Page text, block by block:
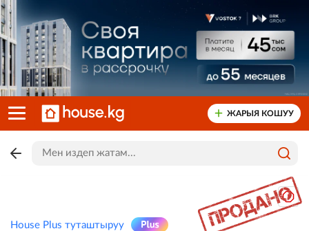
ЖАРЫЯ КОШУУ
House Plus туташтыруу